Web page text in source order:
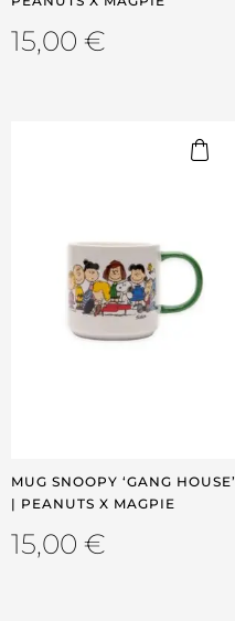
15,00 €
MUG SNOOPY ‘GANG HOUSE’
| PEANUTS X MAGPIE
15,00 €